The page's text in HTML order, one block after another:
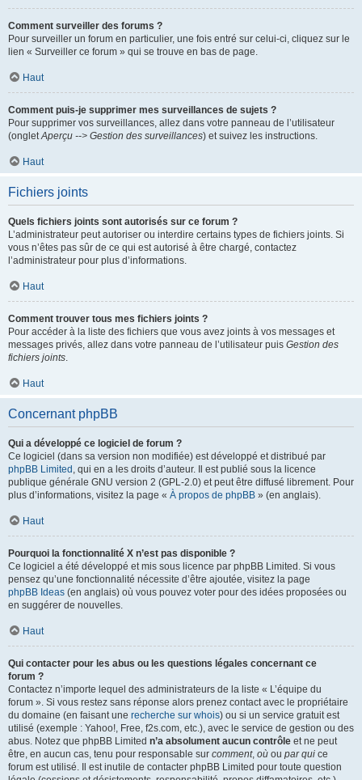
Comment surveiller des forums ?
Pour surveiller un forum en particulier, une fois entré sur celui-ci, cliquez sur le
lien « Surveiller ce forum » qui se trouve en bas de page.
Haut
Comment puis-je supprimer mes surveillances de sujets ?
Pour supprimer vos surveillances, allez dans votre panneau de l’utilisateur
(ongletAperçu --> Gestion des surveillances) et suivez les instructions.
Haut
Fichiers joints
Quels fichiers joints sont autorisés sur ce forum ?
L’administrateur peut autoriser ou interdire certains types de fichiers joints. Si
vous n’êtes pas sûr de ce qui est autorisé à être chargé, contactez
l’administrateur pour plus d’informations.
Haut
Comment trouver tous mes fichiers joints ?
Pour accéder à la liste des fichiers que vous avez joints à vos messages et
messages privés, allez dans votre panneau de l’utilisateur puis Gestion des
fichiers joints.
Haut
Concernant phpBB
Qui a développé ce logiciel de forum ?
Ce logiciel (dans sa version non modifiée) est développé et distribué par
phpBB Limited , qui en a les droits d’auteur. Il est publié sous la licence
publique générale GNU version 2 (GPL-2.0) et peut être diffusé librement. Pour
plus d’informations, visitez la page « À propos de phpBB » (en anglais).
Haut
Pourquoi la fonctionnalité X n’est pas disponible ?
Ce logiciel a été développé et mis sous licence par phpBB Limited. Si vous
pensez qu’une fonctionnalité nécessite d’être ajoutée, visitez la page
phpBB Ideas (en anglais) où vous pouvez voter pour des idées proposées ou
en suggérer de nouvelles.
Haut
Qui contacter pour les abus ou les questions légales concernant ce
forum ?
Contactez n’importe lequel des administrateurs de la liste « L’équipe du
forum ». Si vous restez sans réponse alors prenez contact avec le propriétaire
du domaine (en faisant une recherche sur whois) ou si un service gratuit est
utilisé (exemple : Yahoo!, Free, f2s.com, etc.), avec le service de gestion ou des
abus. Notez que phpBB Limited n’a absolument aucun contrôle et ne peut
être, en aucun cas, tenu pour responsable sur comment, où ou par qui ce
forum est utilisé. Il est inutile de contacter phpBB Limited pour toute question